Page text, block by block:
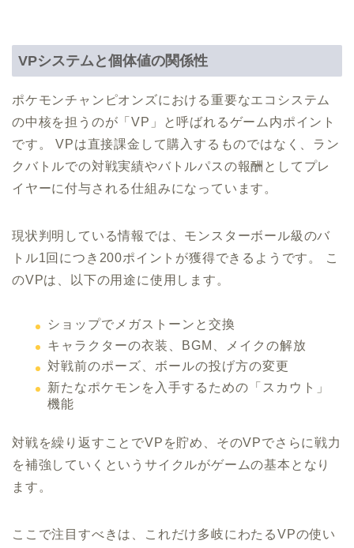
VPシステムと個体値の関係性
ポケモンチャンピオンズにおける重要なエコシステム
の中核を担うのが「VP」と呼ばれるゲーム内ポイント
です。 VPは直接課金して購入するものではなく、ラン
クバトルでの対戦実績やバトルパスの報酬としてプレ
イヤーに付与される仕組みになっています。
現状判明している情報では、モンスターボール級のバ
トル1回につき200ポイントが獲得できるようです。 こ
のVPは、以下の用途に使用します。
ショップでメガストーンと交換
キャラクターの衣装、BGM、メイクの解放
対戦前のポーズ、ボールの投げ方の変更
新たなポケモンを入手するための「スカウト」
機能
対戦を繰り返すことでVPを貯め、そのVPでさらに戦力
を補強していくというサイクルがゲームの基本となり
ます。
ここで注目すべきは、これだけ多岐にわたるVPの使い